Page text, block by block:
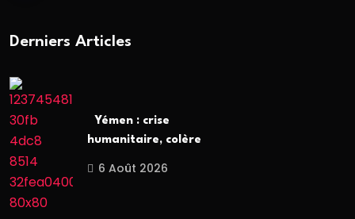
Derniers Articles
Yémen : crise
humanitaire, colère
6 Août 2026